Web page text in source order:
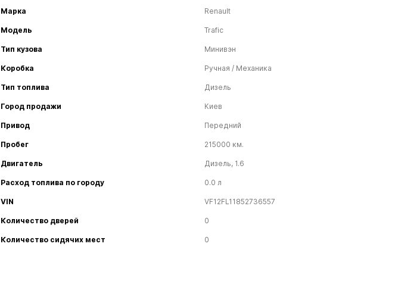
Марка Renault
Модель Trafic
Тип кузова Минивэн
Коробка Ручная / Механика
Тип топлива Дизель
Город продажи Киев
Привод Передний
Пробег 215000 км.
Двигатель Дизель, 1.6
Расход топлива по городу 0.0 л
VIN VF12FL11852736557
Количество дверей 0
Количество сидячих мест 0